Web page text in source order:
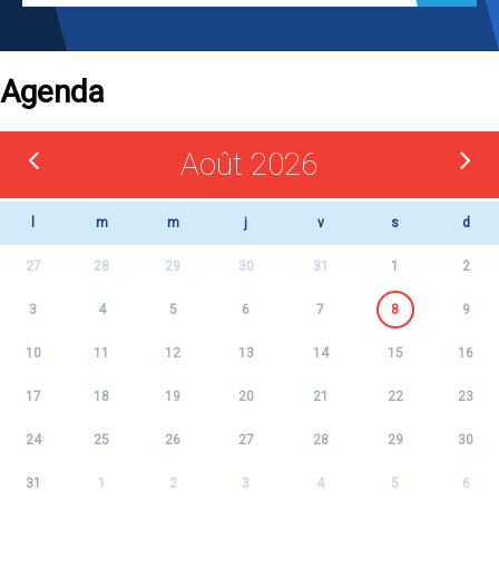
Agenda
Août 2026
m m j v s d
27 28 29 30 31 1 2
3 4 5 6 7 8 9
10 11 12 13 14 15 16
17 18 19 20 21 22 23
24 25 26 27 28 29 30
31 1 2 3 4 5 6